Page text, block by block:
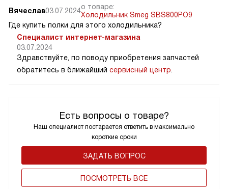
Есть вопросы о товаре?
Наш специалист постарается ответить в максимально
короткие сроки
ЗАДАТЬ ВОПРОС
ПОCМОТРЕТЬ ВСЕ
Вячеслав03.07.2024о товаре:
Холодильник Smeg SBS800PO9
Где купить полки для этого холодильника?
Специалист интернет-магазина
03.07.2024
Здравствуйте, по поводу приобретения запчастей
обратитесь в ближайший сервисный центр